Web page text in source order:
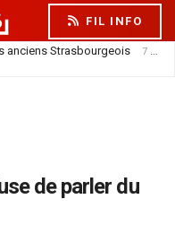
FIL INFO
anciens Strasbourgeois
7 août 2026
de parler du